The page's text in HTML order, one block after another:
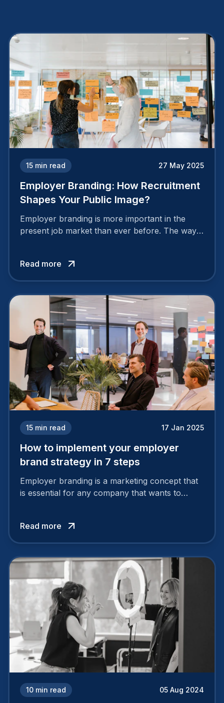
15 min read 27 May 2025
Employer Branding: How Recruitment
Shapes Your Public Image?
Employer branding is more important in the
present job market than ever before. The way
Read more
15 min read 17 Jan 2025
How to implement your employer
brand strategy in 7 steps
Employer branding is a marketing concept that
is essential for any company that wants to
solid and positive employer brand are clear, you
cannot simply wave a magic wand for it to be
Read more
10 min read 05 Aug 2024